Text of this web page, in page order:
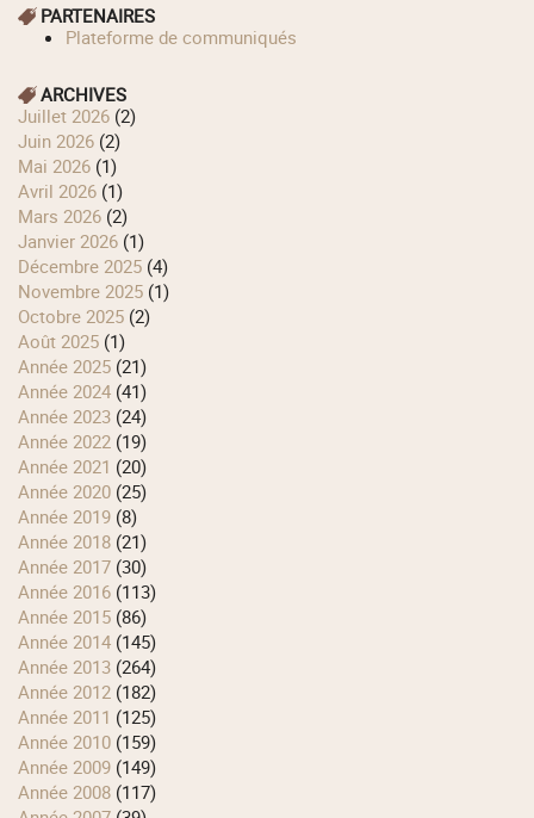
PARTENAIRES
Plateforme de communiqués
ARCHIVES
juillet 2026 (2)
juin 2026 (2)
mai 2026 (1)
avril 2026 (1)
mars 2026 (2)
janvier 2026 (1)
décembre 2025 (4)
novembre 2025 (1)
octobre 2025 (2)
août 2025 (1)
année 2025 (21)
année 2024 (41)
année 2023 (24)
année 2022 (19)
année 2021 (20)
année 2020 (25)
année 2019 (8)
année 2018 (21)
année 2017 (30)
année 2016 (113)
année 2015 (86)
année 2014 (145)
année 2013 (264)
année 2012 (182)
année 2011 (125)
année 2010 (159)
année 2009 (149)
année 2008 (117)